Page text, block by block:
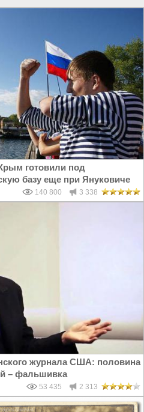
готовили под
базу еще при Януковиче
140 800 3 338
журнала США: половина
– фальшивка
53 435 2 313